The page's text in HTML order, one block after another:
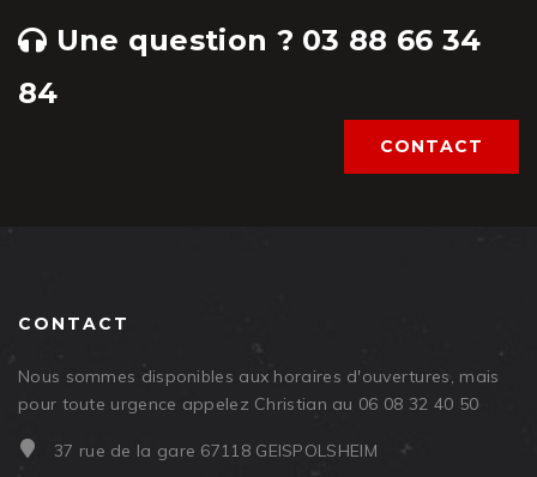
Une question ? 03 88 66 34
84
CONTACT
CONTACT
Nous sommes disponibles aux horaires d'ouvertures, mais
pour toute urgence appelez Christian au 06 08 32 40 50
37 rue de la gare 67118 GEISPOLSHEIM